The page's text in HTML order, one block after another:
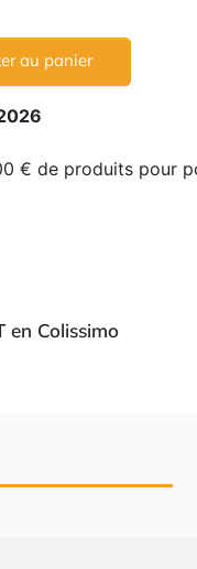
au panier
€ de produits pour
en Colissimo